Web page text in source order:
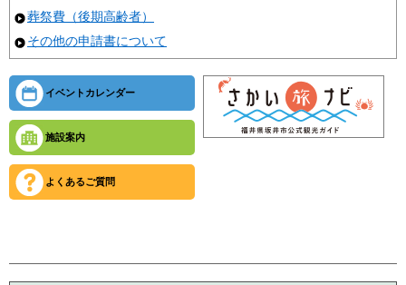
葬祭費（後期高齢者）
その他の申請書について
イベントカレンダー
施設案内
よくあるご質問